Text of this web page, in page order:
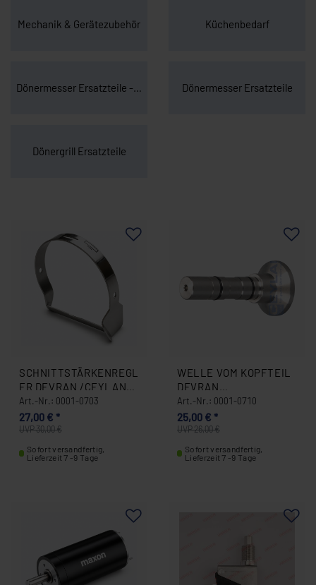
Mechanik & Gerätezubehör Küchenbedarf
Dönermesser Ersatzteile - Hauptteile Dönermesser Ersatzteile
Dönergrill Ersatzteile
SCHNITTSTÄRKENREGL
ER DEVRAN /CEYLAN
AB BJ. 10/2005 0001-
0703
Art.-Nr.: 0001-0703
UVP 30,00 €
27,00 € *
Sofort versandfertig,
Lieferzeit 7 -9 Tage
WELLE VOM KOPFTEIL
DEVRAN
(AUFNAHMEWELLE)/CE
YLAN 0001-0710
Art.-Nr.: 0001-0710
UVP 26,00 €
25,00 € *
Sofort versandfertig,
Lieferzeit 7 -9 Tage